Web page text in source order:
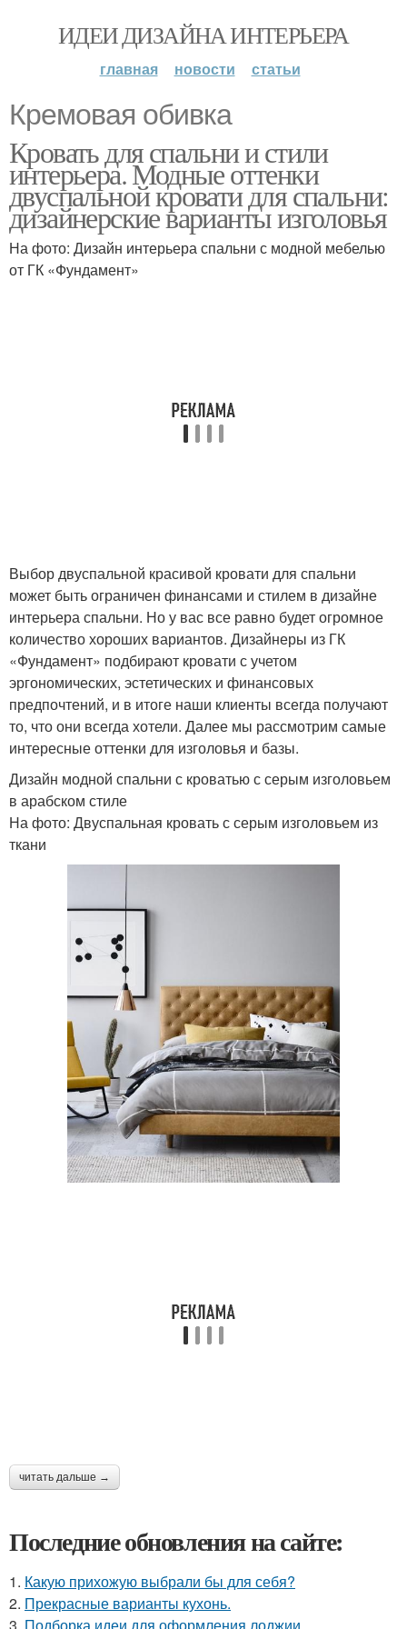
ИДЕИ ДИЗАЙНА ИНТЕРЬЕРА
главная новости статьи
Кремовая обивка
Кровать для спальни и стили
интерьера. Модные оттенки
двуспальной кровати для спальни:
дизайнерские варианты изголовья
На фото: Дизайн интерьера спальни с модной мебелью
от ГК «Фундамент»
Выбор двуспальной красивой кровати для спальни
может быть ограничен финансами и стилем в дизайне
интерьера спальни. Но у вас все равно будет огромное
количество хороших вариантов. Дизайнеры из ГК
«Фундамент» подбирают кровати с учетом
эргономических, эстетических и финансовых
предпочтений, и в итоге наши клиенты всегда получают
то, что они всегда хотели. Далее мы рассмотрим самые
интересные оттенки для изголовья и базы.
Дизайн модной спальни с кроватью с серым изголовьем
в арабском стиле
На фото: Двуспальная кровать с серым изголовьем из
ткани
читать дальше →
Последние обновления на сайте:
1. Какую прихожую выбрали бы для себя?
2. Прекрасные варианты кухонь.